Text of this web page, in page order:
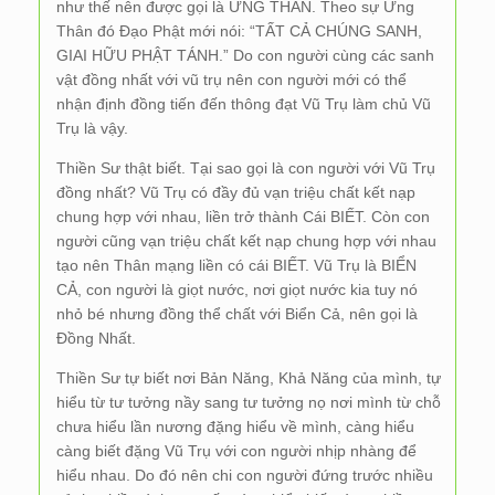
như thế nên được gọi là ỨNG THÂN. Theo sự Ứng
Thân đó Đạo Phật mới nói: “TẤT CẢ CHÚNG SANH,
GIAI HỮU PHẬT TÁNH.” Do con người cùng các sanh
vật đồng nhất với vũ trụ nên con người mới có thể
nhận định đồng tiến đến thông đạt Vũ Trụ làm chủ Vũ
Trụ là vậy.
Thiền Sư thật biết. Tại sao gọi là con người với Vũ Trụ
đồng nhất? Vũ Trụ có đầy đủ vạn triệu chất kết nạp
chung hợp với nhau, liền trở thành Cái BIẾT. Còn con
người cũng vạn triệu chất kết nạp chung hợp với nhau
tạo nên Thân mạng liền có cái BIẾT. Vũ Trụ là BIỂN
CẢ, con người là giọt nước, nơi giọt nước kia tuy nó
nhỏ bé nhưng đồng thể chất với Biển Cả, nên gọi là
Đồng Nhất.
Thiền Sư tự biết nơi Bản Năng, Khả Năng của mình, tự
hiểu từ tư tưởng nầy sang tư tưởng nọ nơi mình từ chỗ
chưa hiểu lần nương đặng hiểu về mình, càng hiểu
càng biết đặng Vũ Trụ với con người nhịp nhàng để
hiểu nhau. Do đó nên chi con người đứng trước nhiều